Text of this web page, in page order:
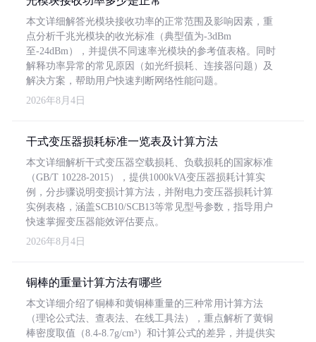
本文详细解答光模块接收功率的正常范围及影响因素，重
点分析千兆光模块的收光标准（典型值为-3dBm
至-24dBm），并提供不同速率光模块的参考值表格。同时
解释功率异常的常见原因（如光纤损耗、连接器问题）及
解决方案，帮助用户快速判断网络性能问题。
2026年8月4日
干式变压器损耗标准一览表及计算方法
本文详细解析干式变压器空载损耗、负载损耗的国家标准
（GB/T 10228-2015），提供1000kVA变压器损耗计算实
例，分步骤说明变损计算方法，并附电力变压器损耗计算
实例表格，涵盖SCB10/SCB13等常见型号参数，指导用户
快速掌握变压器能效评估要点。
2026年8月4日
铜棒的重量计算方法有哪些
本文详细介绍了铜棒和黄铜棒重量的三种常用计算方法
（理论公式法、查表法、在线工具法），重点解析了黄铜
棒密度取值（8.4-8.7g/cm³）和计算公式的差异，并提供实